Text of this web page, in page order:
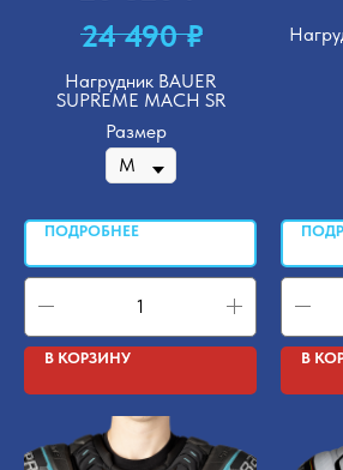
24 490 ₽
Нагрудник BAUER
SUPREME MACH SR
Размер
ПОДРОБНЕЕ
В КОРЗИНУ В